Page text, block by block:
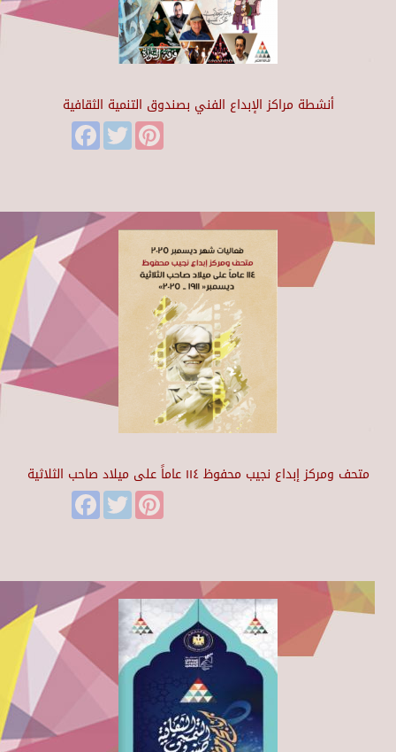
أنشطة مراكز الإبداع الفني بصندوق التنمية الثقافية
FacebookTwitter
متحف ومركز إبداع نجيب محفوظ ١١٤ عاماً على ميلاد صاحب الثلاثية
FacebookTwitter